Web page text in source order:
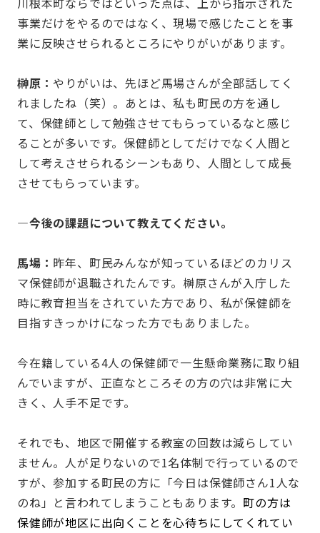
事業だけをやるのではなく、現場で感じたことを事
業に反映させられるところにやりがいがあります。
榊原：やりがいは、先ほど馬場さんが全部話してく
れましたね（笑）。あとは、私も町民の方を通し
て、保健師として勉強させてもらっているなと感じ
ることが多いです。保健師としてだけでなく人間と
して考えさせられるシーンもあり、人間として成長
させてもらっています。
—今後の課題について教えてください。
馬場： 昨年、町民みんなが知っているほどのカリス
マ保健師が退職されたんです。榊原さんが入庁した
時に教育担当をされていた方であり、私が保健師を
目指すきっかけになった方でもありました。
今在籍している4人の保健師で一生懸命業務に取り組
んでいますが、正直なところその方の穴は非常に大
きく、人手不足です。
それでも、地区で開催する教室の回数は減らしてい
ません。人が足りないので1名体制で行っているので
すが、参加する町民の方に「今日は保健師さん1人な
のね」と言われてしまうこともあります。 町の方は
保健師が地区に出向くことを心待ちにしてくれてい